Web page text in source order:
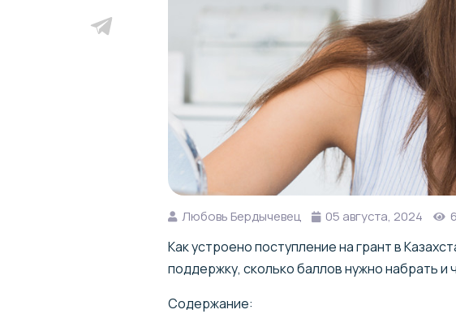
Любовь Бердычевец 05 августа, 2024
Как устроено поступление на грант в
поддержку, сколько баллов нужно набрать
Содержание: